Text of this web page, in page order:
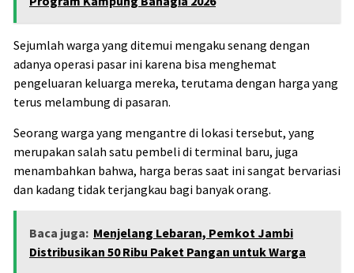
Sejumlah warga yang ditemui mengaku senang dengan
adanya operasi pasar ini karena bisa menghemat
pengeluaran keluarga mereka, terutama dengan harga yang
terus melambung di pasaran.
Seorang warga yang mengantre di lokasi tersebut, yang
merupakan salah satu pembeli di terminal baru, juga
menambahkan bahwa, harga beras saat ini sangat bervariasi
dan kadang tidak terjangkau bagi banyak orang.
Baca juga: Menjelang Lebaran, Pemkot Jambi
Distribusikan 50 Ribu Paket Pangan untuk Warga